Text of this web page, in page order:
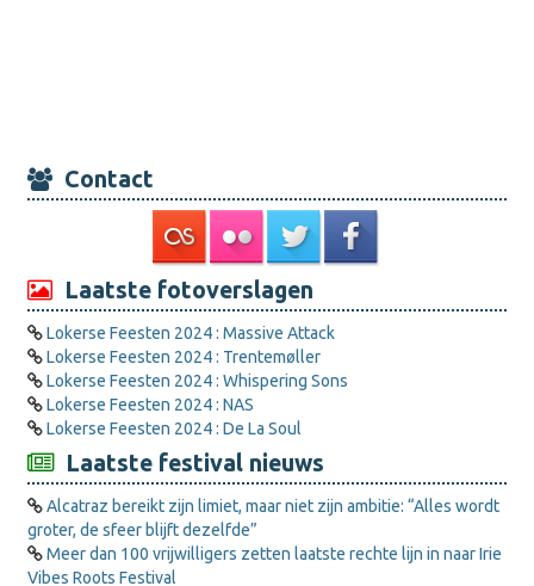
Contact
Laatste fotoverslagen
Lokerse Feesten 2024 : Massive Attack
Lokerse Feesten 2024 : Trentemøller
Lokerse Feesten 2024 : Whispering Sons
Lokerse Feesten 2024 : NAS
Lokerse Feesten 2024 : De La Soul
Laatste festival nieuws
Alcatraz bereikt zijn limiet, maar niet zijn ambitie: “Alles wordt
groter, de sfeer blijft dezelfde”
Meer dan 100 vrijwilligers zetten laatste rechte lijn in naar Irie
Vibes Roots Festival